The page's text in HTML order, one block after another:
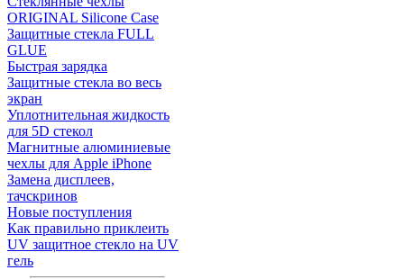
ORIGINAL Silicone Case
Защитные стекла FULL
GLUE
Быстрая зарядка
Защитные стекла во весь
экран
Уплотнительная жидкость
для 5D стекол
Магнитные алюминиевые
чехлы для Apple iPhone
Замена дисплеев,
тачскринов
Новые поступления
Как правильно приклеить
UV защитное стекло на UV
гель